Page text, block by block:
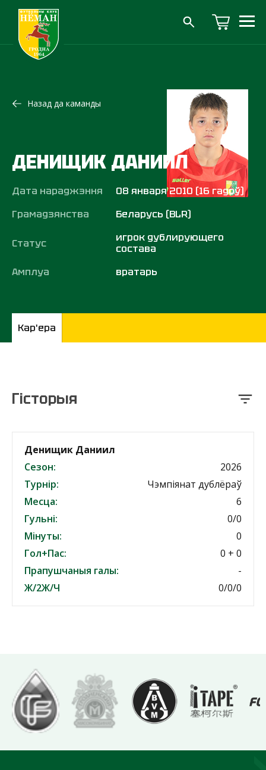
Назад да каманды
ДЕНИЩИК ДАНИИЛ
Дата нараджэння
08 января 2010 (16 гадоў)
Грамадзянства
Беларусь (BLR)
Статус
игрок дублирующего
состава
Амплуа
вратарь
Кар'ера
Гісторыя
Денищик Даниил
Сезон:
2026
Турнір:
Чэмпіянат дублёраў
Месца:
6
Гульні:
0/0
Мінуты:
0
Гол+Пас:
0 + 0
Прапушчаныя галы:
-
Ж/2Ж/Ч
0/0/0